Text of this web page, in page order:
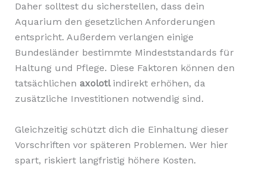
Daher solltest du sicherstellen, dass dein
Aquarium den gesetzlichen Anforderungen
entspricht. Außerdem verlangen einige
Bundesländer bestimmte Mindeststandards für
Haltung und Pflege. Diese Faktoren können den
tatsächlichen axolotl indirekt erhöhen, da
zusätzliche Investitionen notwendig sind.
Gleichzeitig schützt dich die Einhaltung dieser
Vorschriften vor späteren Problemen. Wer hier
spart, riskiert langfristig höhere Kosten.